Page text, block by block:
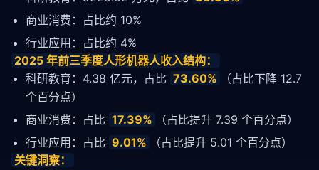
商业消费：占比约 10%
行业应用：占比约 4%
2025 年前三季度人形机器人收入结构：
科研教育：4.38 亿元，占比 73.60%
（占比下降 12.7
个百分点）
商业消费：占比 17.39%
（占比提升 7.39 个百分点）
行业应用：占比 9.01%
（占比提升 5.01 个百分点）
关键洞察：